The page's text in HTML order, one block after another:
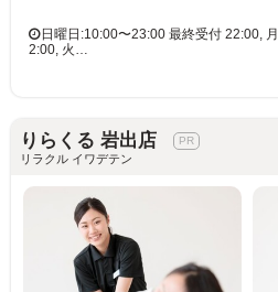
日曜日:10:00〜23:00 最終受付 22:00,
2:00, 火…
りらくる 岩出店
リラクル イワデテン